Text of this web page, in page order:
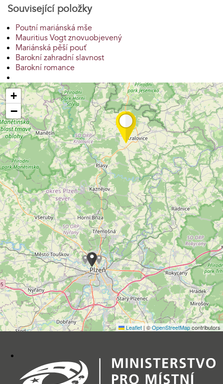
Související položky
Poutní mariánská mše
Mauritius Vogt znovuobjevený
Mariánská pěší pouť
Barokní zahradní slavnost
Barokní romance
+
−
Leaflet |©OpenStreetMapcontributors